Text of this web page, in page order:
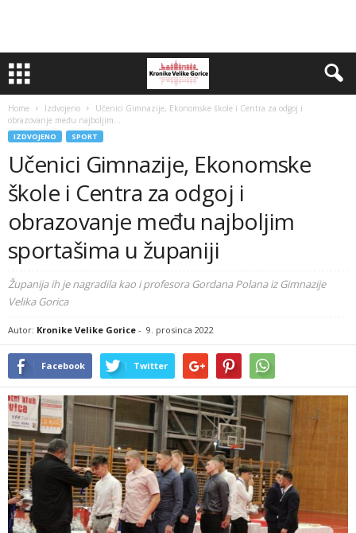
Home Izdvojeno
Učenici Gimnazije, Ekonomske škole i Centra za odgoj i
obrazovanje među najboljim...
IZDVOJENO SPORT
Učenici Gimnazije, Ekonomske
škole i Centra za odgoj i
obrazovanje među najboljim
sportašima u županiji
Županija ih je nagradila kao i profesora Gordana Polana iz Gimnazije
Velika Gorica
Autor: Kronike Velike Gorice - 9. prosinca 2022
Facebook Twitter